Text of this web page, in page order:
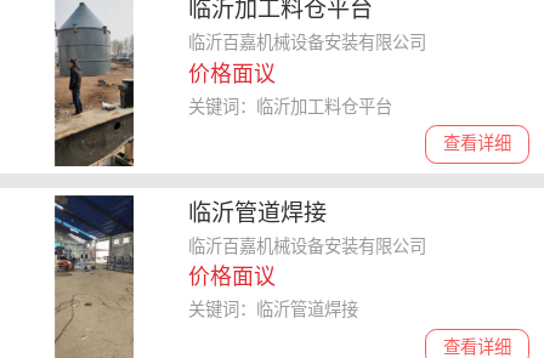
临沂加工料仓平台
临沂百嘉机械设备安装有限公司
价格面议
查看详细
关键词：临沂加工料仓平台
临沂管道焊接
临沂百嘉机械设备安装有限公司
价格面议
查看详细
关键词：临沂管道焊接